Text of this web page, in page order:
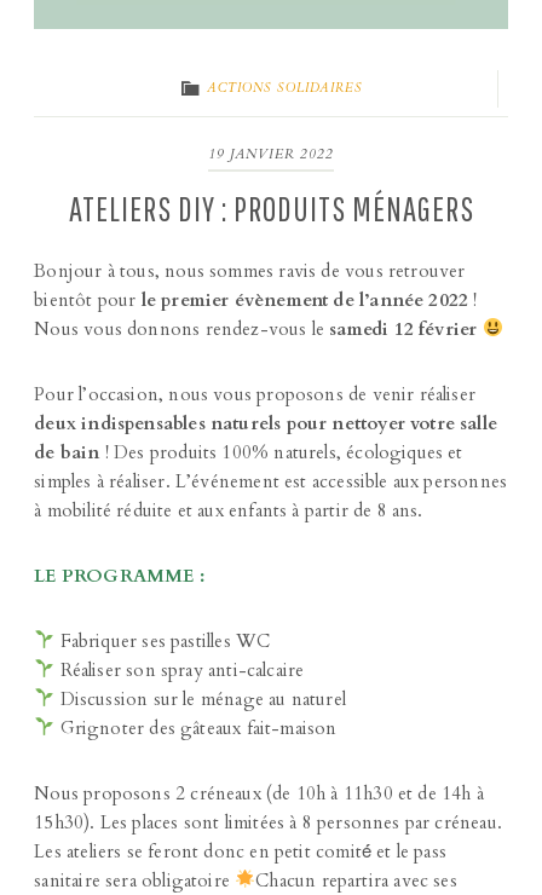
ACTIONS SOLIDAIRES
19 JANVIER 2022
ATELIERS DIY : PRODUITS MÉNAGERS
Bonjour à tous, nous sommes ravis de vous retrouver
bientôt pour le premier évènement de l’année 2022 !
Nous vous donnons rendez-vous le samedi 12 février
Pour l’occasion, nous vous proposons de venir réaliser
deux indispensables naturels pour nettoyer votre salle
de bain ! Des produits 100% naturels, écologiques et
simples à réaliser. L’événement est accessible aux personnes
à mobilité réduite et aux enfants à partir de 8 ans.
LE PROGRAMME :
Fabriquer ses pastilles WC
Réaliser son spray anti-calcaire
Discussion sur le ménage au naturel
Grignoter des gâteaux fait-maison
Nous proposons 2 créneaux (de 10h à 11h30 et de 14h à
15h30). Les places sont limitées à 8 personnes par créneau.
Les ateliers se feront donc en petit comité́ et le pass
sanitaire sera obligatoire
Chacun repartira avec ses